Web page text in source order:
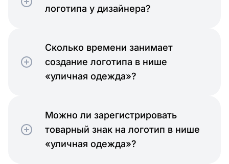
логотипа у дизайнера?
Сколько времени занимает
создание логотипа в нише
«уличная одежда»?
Можно ли зарегистрировать
товарный знак на логотип в нише
«уличная одежда»?